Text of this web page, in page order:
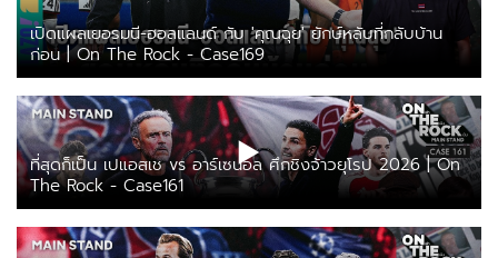
เปิดแผลเยอรมนี-ฮอลแลนด์ กับ 'คุณฉุย' ยักษ์หลับที่กลับบ้าน
ก่อน | On The Rock - Case169
ที่สุดก็เป็น เปแอสเช vs อาร์เซน่อล ศึกชิงจ้าวยุโรป 2026 | On
The Rock - Case161